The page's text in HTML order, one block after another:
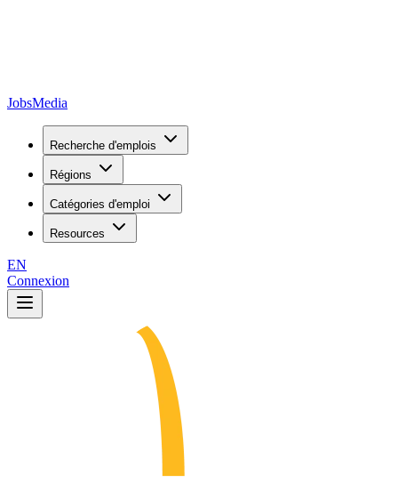
JobsMedia
Recherche d'emplois
Régions
Catégories d'emploi
Resources
EN
Connexion